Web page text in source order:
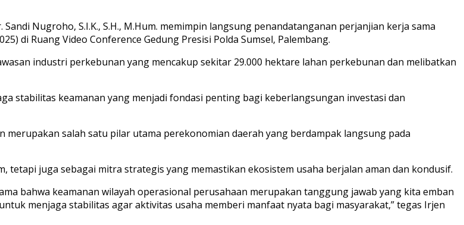
Nugroho, S.I.K., S.H., M.Hum. memimpin langsung penandatanganan perjanjian kerja sama
di Ruang Video Conference Gedung Presisi Polda Sumsel, Palembang.
industri perkebunan yang mencakup sekitar 29.000 hektare lahan perkebunan dan melibatkan
stabilitas keamanan yang menjadi fondasi penting bagi keberlangsungan investasi dan
salah satu pilar utama perekonomian daerah yang berdampak langsung pada
tetapi juga sebagai mitra strategis yang memastikan ekosistem usaha berjalan aman dan kondusif.
bahwa keamanan wilayah operasional perusahaan merupakan tanggung jawab yang kita emban
menjaga stabilitas agar aktivitas usaha memberi manfaat nyata bagi masyarakat,” tegas Irjen